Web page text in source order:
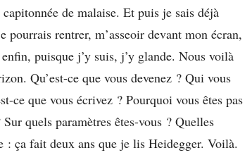
de malaise. Et puis je sais déjà
rentrer, m’asseoir devant mon écran,
puisque j’y suis, j’y glande. Nous voilà
Qu’est-ce que vous devenez ? Qui vous
ce que vous écrivez ? Pourquoi vous êtes pas
quels paramètres êtes-vous ? Quelles
: ça fait deux ans que je lis Heidegger. Voilà.